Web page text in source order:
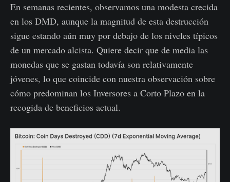
En semanas recientes, observamos una modesta crecida
en los DMD, aunque la magnitud de esta destrucción
sigue estando aún muy por debajo de los niveles típicos
de un mercado alcista. Quiere decir que de media las
monedas que se gastan todavía son relativamente
jóvenes, lo que coincide con nuestra observación sobre
cómo predominan los Inversores a Corto Plazo en la
recogida de beneficios actual.